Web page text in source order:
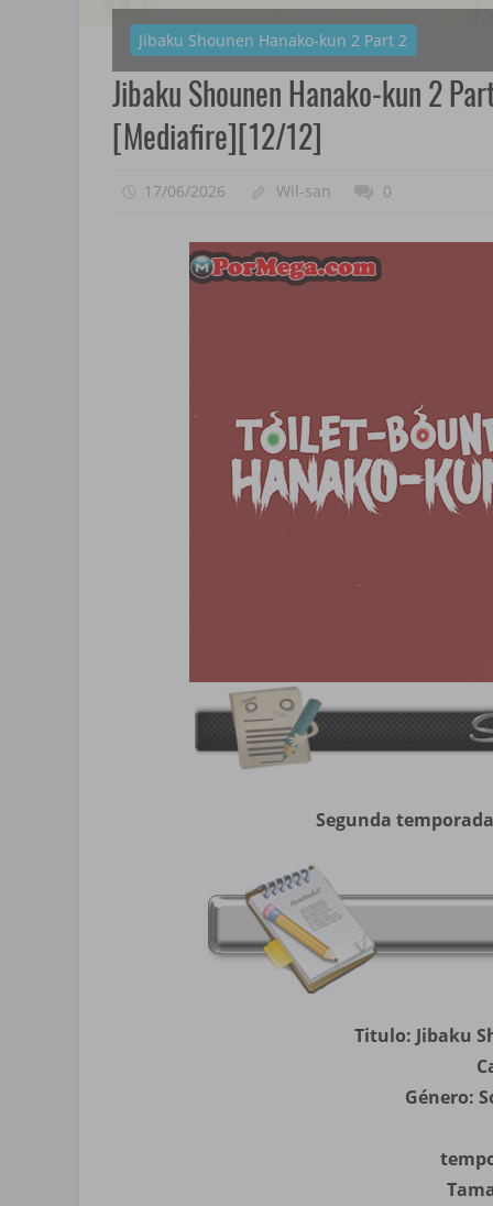
Jibaku Shounen Hanako-kun 2 Part 2
Jibaku Shounen Hanako-kun 2
[Mediafire][12/12]
17/06/2026 Wil-san 0
Segunda
Titulo: Jibaku
Género: